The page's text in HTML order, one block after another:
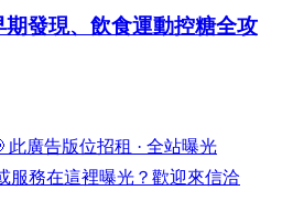
發現、飲食運動控糖全攻
此廣告版位招租 · 全站曝光
服務在這裡曝光？歡迎來信洽